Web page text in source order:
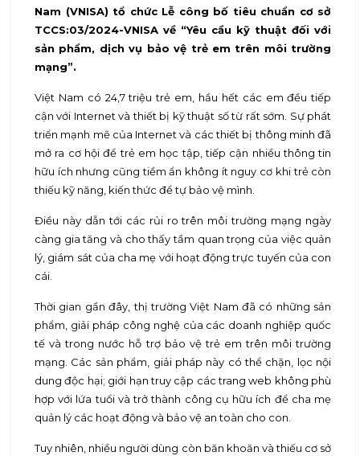
Nam (VNISA) tổ chức Lễ công bố tiêu chuẩn cơ sở
TCCS:03/2024-VNISA về “Yêu cầu kỹ thuật đối với
sản phẩm, dịch vụ bảo vệ trẻ em trên môi trường
mạng”.
Việt Nam có 24,7 triệu trẻ em, hầu hết các em đều tiếp
cận với Internet và thiết bị kỹ thuật số từ rất sớm. Sự phát
triển mạnh mẽ của Internet và các thiết bị thông minh đã
mở ra cơ hội để trẻ em học tập, tiếp cận nhiều thông tin
hữu ích nhưng cũng tiềm ẩn không ít nguy cơ khi trẻ còn
thiếu kỹ năng, kiến thức để tự bảo vệ mình.
Điều này dẫn tới các rủi ro trên môi trường mạng ngày
càng gia tăng và cho thấy tầm quan trọng của việc quản
lý, giám sát của cha mẹ với hoạt động trực tuyến của con
cái.
Thời gian gần đây, thị trường Việt Nam đã có những sản
phẩm, giải pháp công nghệ của các doanh nghiệp quốc
tế và trong nước hỗ trợ bảo vệ trẻ em trên môi trường
mạng. Các sản phẩm, giải pháp này có thể chặn, lọc nội
dung độc hại; giới hạn truy cập các trang web không phù
hợp với lứa tuổi và trở thành công cụ hữu ích để cha mẹ
quản lý các hoạt động và bảo vệ an toàn cho con.
Tuy nhiên, nhiều người dùng còn băn khoăn và thiếu cơ sở